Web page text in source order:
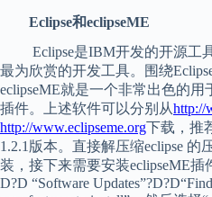
Eclipse和eclipseME
Eclipse是IBM开发的开源工
最为欣赏的开发工具。围绕
eclipseME就是一个非常出色的
插件。上述软件可以分别从http://
http://www.eclipseme.org 下载，推
1.2.1版本。直接解压缩eclipse 的
装，接下来需要安装eclipseME插
D?D “Software